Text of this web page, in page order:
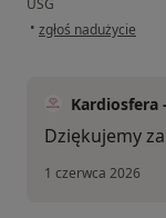
USG
• w opinii użytkownika
zgłoś nadużycie
Kardiosfera
Dziękujemy
1 czerwca 2026